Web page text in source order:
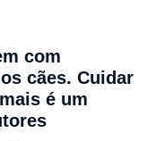
com
cães. Cuidar
é um